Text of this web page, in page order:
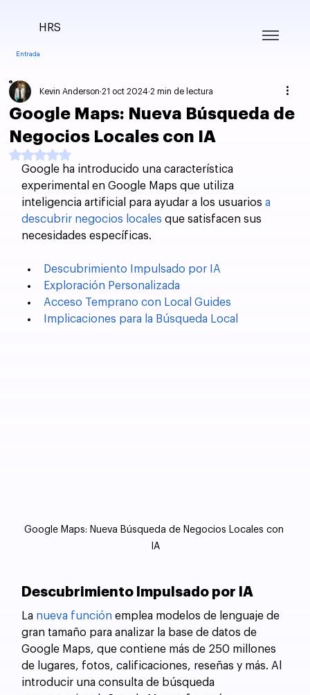
Entrada
HRS
Google Maps: Nueva Búsqueda de
Negocios Locales con IA
Kevin Anderson 21 oct 2024 2 min de lectura
Obtuvo NaN de 5 estrellas.
Google ha introducido una característica
experimental en Google Maps que utiliza
inteligencia artificial para ayudar a los usuarios a
descubrir negocios locales que satisfacen sus
necesidades específicas.
Descubrimiento Impulsado por IA
Exploración Personalizada
Acceso Temprano con Local Guides
Implicaciones para la Búsqueda Local
Google Maps: Nueva Búsqueda de Negocios Locales con
IA
Descubrimiento Impulsado por IA
La nueva función emplea modelos de lenguaje de
gran tamaño para analizar la base de datos de
Google Maps, que contiene más de 250 millones
de lugares, fotos, calificaciones, reseñas y más. Al
introducir una consulta de búsqueda